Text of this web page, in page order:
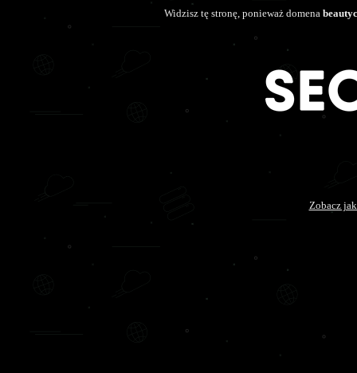
Widzisz tę stronę, ponieważ domena
Zobacz